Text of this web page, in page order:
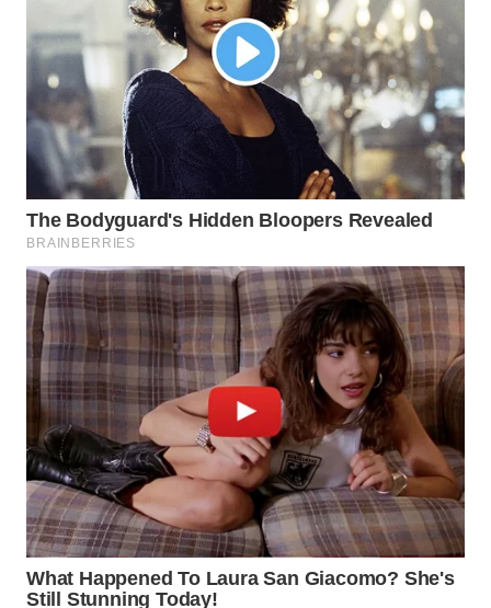
WN
CIREBON
WN
INDRAMAYU
WN
KUNINGAN
WN
MAJALENGKA
WN
SUBANG
WN
SUKABUMI
WN
PURWAKARTA